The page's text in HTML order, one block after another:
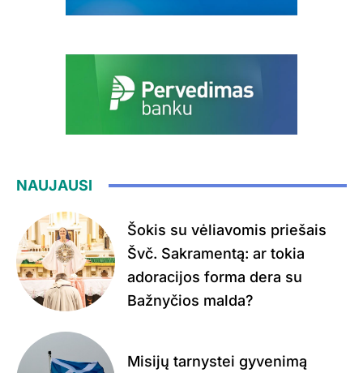
NAUJAUSI
Šokis su vėliavomis priešais
Švč. Sakramentą: ar tokia
adoracijos forma dera su
Bažnyčios malda?
Misijų tarnystei gyvenimą